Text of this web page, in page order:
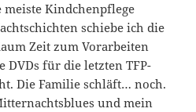
Kindchenpflege
schiebe ich die
Zeit zum Vorarbeiten
DVDs für die letzten TFP-
Die Familie schläft… noch.
und mein